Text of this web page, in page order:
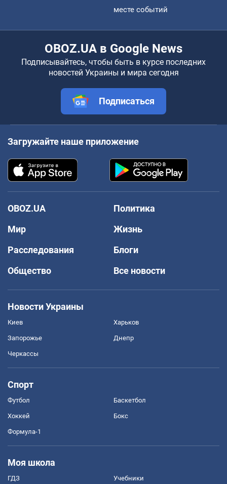
месте событий
OBOZ.UA в Google News
Подписывайтесь, чтобы быть в курсе последних
новостей Украины и мира сегодня
Подписаться
Загружайте наше приложение
OBOZ.UA
Политика
Мир
Жизнь
Расследования
Блоги
Общество
Все новости
Новости Украины
Киев Харьков
Запорожье Днепр
Черкассы
Спорт
Футбол Баскетбол
Хоккей Бокс
Формула-1
Моя школа
ГДЗ Учебники